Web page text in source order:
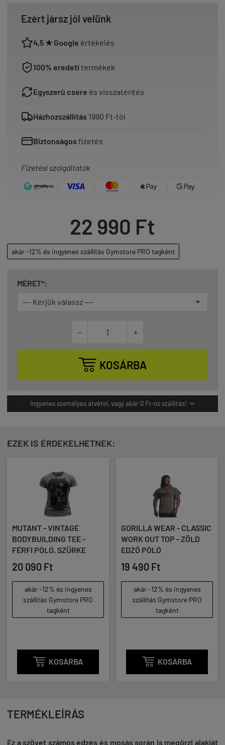
Ezért jársz jól velünk
4,5 ★ Google értékelés
100% eredeti termékek
Egyszerű csere és visszatérítés
Házhozszállítás 1990 Ft-tól
Biztonságosfizetés
Fizetési szolgáltatók
22 990 Ft
akár -12% és ingyenes szállítás Gymstore PRO tagként
MÉRET*:
 
 KOSÁRBA
Ingyenes személyes átvétel, vagy akár 0 Ft-os szállítás! 
EZEK IS ÉRDEKELHETNEK:
MUTANT - VINTAGE
BODYBUILDING TEE -
FÉRFI PÓLÓ, SZÜRKE
20 090 Ft
akár -12% és ingyenes
szállítás Gymstore PRO
tagként
 KOSÁRBA
GORILLA WEAR - CLASSIC
WORK OUT TOP - ZÖLD
EDZŐ PÓLÓ
19 490 Ft
akár -12% és ingyenes
szállítás Gymstore PRO
tagként
 KOSÁRBA
TERMÉKLEÍRÁS
Ez a szövet számos edzés és mosás során is megőrzi alakját